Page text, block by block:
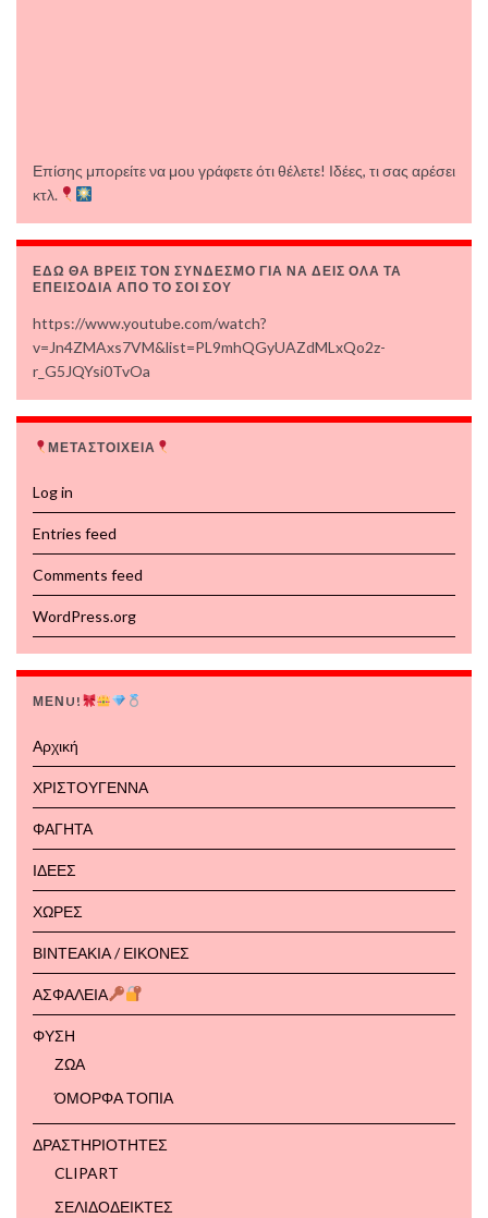
Επίσης μπορείτε να μου γράφετε ότι θέλετε! Ιδέες, τι σας αρέσει
κτλ.
ΕΔΩ ΘΑ ΒΡΕΙΣ ΤΟΝ ΣΥΝΔΕΣΜΟ ΓΙΑ ΝΑ ΔΕΙΣ ΟΛΑ ΤΑ
ΕΠΕΙΣΟΔΙΑ ΑΠΟ ΤΟ ΣΟΙ ΣΟΥ
https://www.youtube.com/watch?
v=Jn4ZMAxs7VM&list=PL9mhQGyUAZdMLxQo2z-
r_G5JQYsi0TvOa
ΜΕΤΑΣΤΟΙΧΕΙΑ
Log in
Entries feed
Comments feed
WordPress.org
ΜΕΝU!
Αρχική
ΧΡΙΣΤΟΥΓΕΝΝΑ
ΦΑΓΗΤΑ
ΙΔΕΕΣ
ΧΩΡΕΣ
ΒΙΝΤΕΑΚΙΑ / ΕΙΚΟΝΕΣ
ΑΣΦΑΛΕΙΑ
ΦΥΣΗ
ΖΩΑ
ΌΜΟΡΦΑ ΤΟΠΙΑ
ΔΡΑΣΤΗΡΙΟΤΗΤΕΣ
CLIPART
ΣΕΛΙΔΟΔΕΙΚΤΕΣ